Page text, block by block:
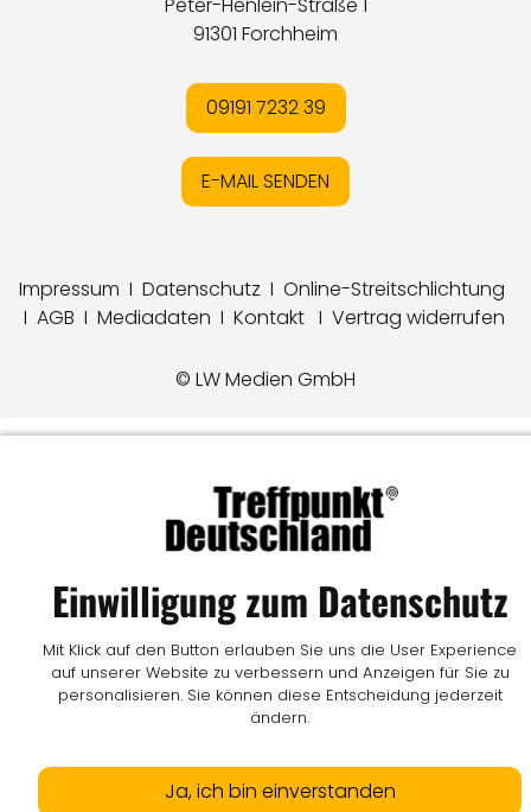
91301 Forchheim
09191 7232 39
E-MAIL SENDEN
Impressum I Datenschutz I Online-Streitschlichtung
I AGB I Mediadaten I Kontakt I Vertrag widerrufen
© LW Medien GmbH
Einwilligung zum Datenschutz
Mit Klick auf den Button erlauben Sie uns die User Experience
auf unserer Website zu verbessern und Anzeigen für Sie zu
personalisieren. Sie können diese Entscheidung jederzeit
ändern.
Ja, ich bin einverstanden